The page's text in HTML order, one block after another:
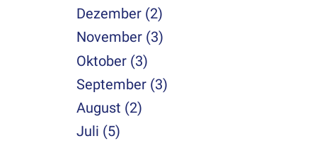
Dezember (2)
November (3)
Oktober (3)
September (3)
August (2)
Juli (5)